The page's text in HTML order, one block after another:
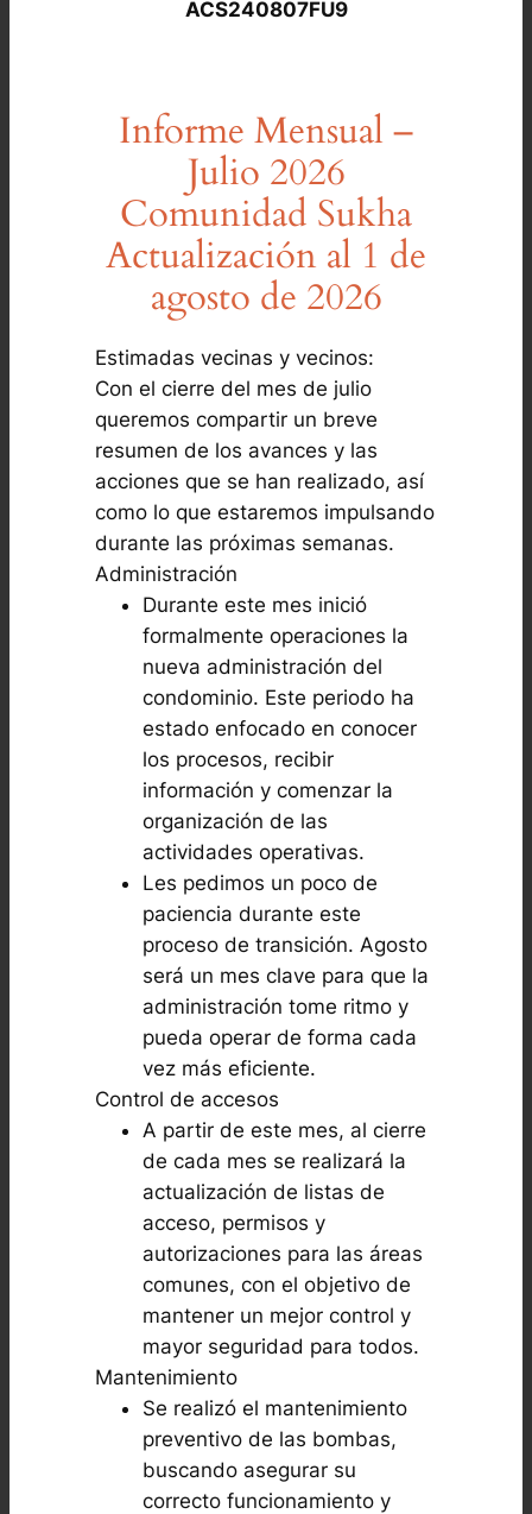
ACS240807FU9
Informe Mensual –
Julio 2026
Comunidad Sukha
Actualización al 1 de
agosto de 2026
Estimadas vecinas y vecinos:
Con el cierre del mes de julio
queremos compartir un breve
resumen de los avances y las
acciones que se han realizado, así
como lo que estaremos impulsando
durante las próximas semanas.
Administración
Durante este mes inició
formalmente operaciones la
nueva administración del
condominio. Este periodo ha
estado enfocado en conocer
los procesos, recibir
información y comenzar la
organización de las
actividades operativas.
Les pedimos un poco de
paciencia durante este
proceso de transición. Agosto
será un mes clave para que la
administración tome ritmo y
pueda operar de forma cada
vez más eficiente.
Control de accesos
A partir de este mes, al cierre
de cada mes se realizará la
actualización de listas de
acceso, permisos y
autorizaciones para las áreas
comunes, con el objetivo de
mantener un mejor control y
mayor seguridad para todos.
Mantenimiento
Se realizó el mantenimiento
preventivo de las bombas,
buscando asegurar su
correcto funcionamiento y